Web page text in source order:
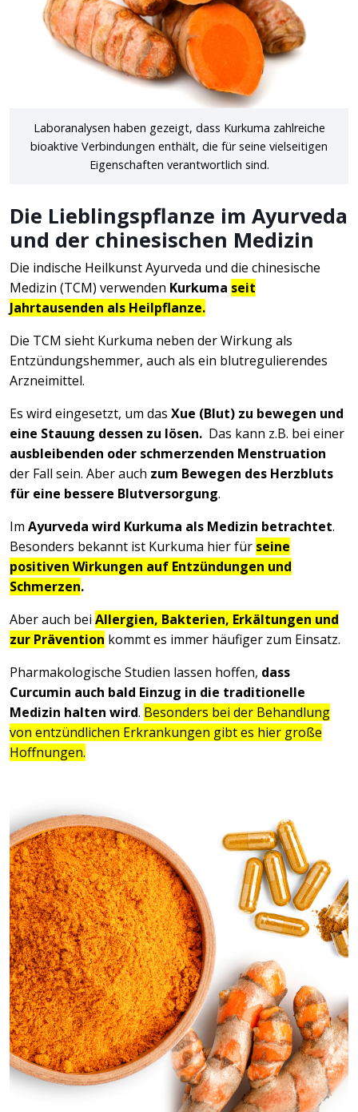
Laboranalysen haben gezeigt, dass Kurkuma zahlreiche
bioaktive Verbindungen enthält, die für seine vielseitigen
Eigenschaften verantwortlich sind.
Die Lieblingspflanze im Ayurveda
und der chinesischen Medizin
Die indische Heilkunst Ayurveda und die chinesische
Medizin (TCM) verwenden Kurkuma seit
Jahrtausenden als Heilpflanze.
Die TCM sieht Kurkuma neben der Wirkung als
Entzündungshemmer, auch als ein blutregulierendes
Arzneimittel.
Es wird eingesetzt, um das Xue (Blut) zu bewegen und
eine Stauung dessen zu lösen. Das kann z.B. bei einer
ausbleibenden oder schmerzenden Menstruation
der Fall sein. Aber auch zum Bewegen des Herzbluts
für eine bessere Blutversorgung.
Im Ayurveda wird Kurkuma als Medizin betrachtet.
Besonders bekannt ist Kurkuma hier für seine
positiven Wirkungen auf Entzündungen und
Schmerzen.
Aber auch bei Allergien, Bakterien, Erkältungen und
zur Prävention kommt es immer häufiger zum Einsatz.
Pharmakologische Studien lassen hoffen, dass
Curcumin auch bald Einzug in die traditionelle
Medizin halten wird. Besonders bei der Behandlung
von entzündlichen Erkrankungen gibt es hier große
Hoffnungen.